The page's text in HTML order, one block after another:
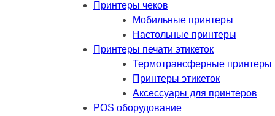
Принтеры чеков
Мобильные принтеры
Настольные принтеры
Принтеры печати этикеток
Термотрансферные принтеры
Принтеры этикеток
Аксессуары для принтеров
POS оборудование